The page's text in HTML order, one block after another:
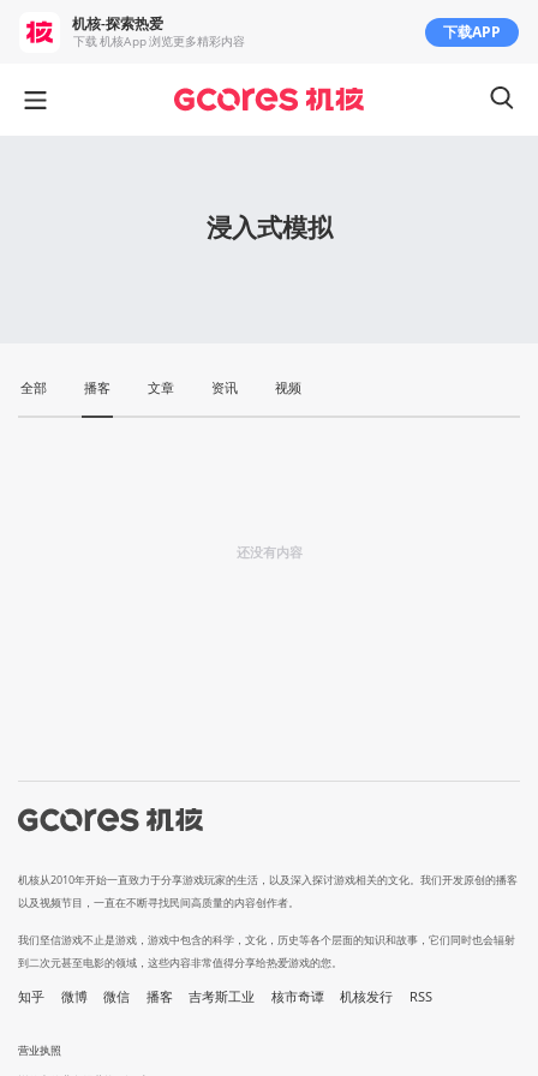
浸入式模拟
全部 播客 文章 资讯 视频
还没有内容
机核从2010年开始一直致力于分享游戏玩家的生活，以及深入探讨游戏相关的文化。我们开发原创的播客
以及视频节目，一直在不断寻找民间高质量的内容创作者。
我们坚信游戏不止是游戏，游戏中包含的科学，文化，历史等各个层面的知识和故事，它们同时也会辐射
到二次元甚至电影的领域，这些内容非常值得分享给热爱游戏的您。
知乎 微博 微信 播客 吉考斯工业 核市奇谭 机核发行 RSS
营业执照
机核-探索热爱
下载 机核App 浏览更多精彩内容 下载APP